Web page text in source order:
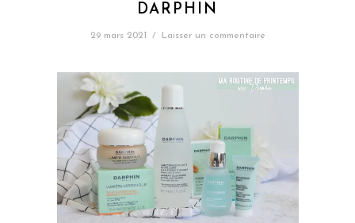
DARPHIN
29 mars 2021 / Laisser un commentaire